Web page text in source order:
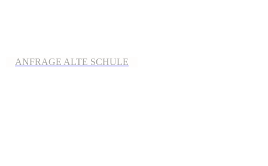
ANFRAGE ALTE SCHULE